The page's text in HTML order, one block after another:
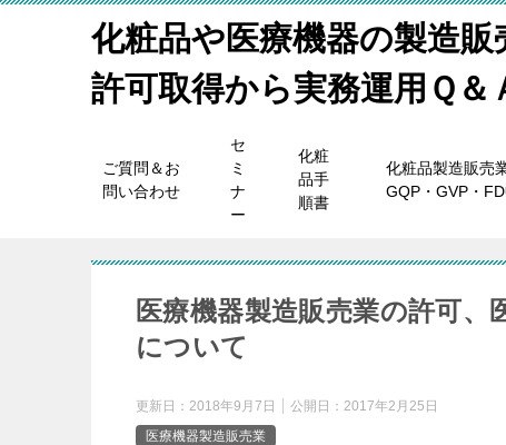
化粧品や医療機器の製造販
許可取得から実務運用Ｑ＆
ご質問＆お
問い合わせ
セ
ミ
ナ
ー
化粧
品手
順書
化粧品製造販売
GQP・GVP・
医療機器製造販売業の許可
について
更新日： 2018年9月7日 公開日： 2017年2月25日
医療機器製造販売業